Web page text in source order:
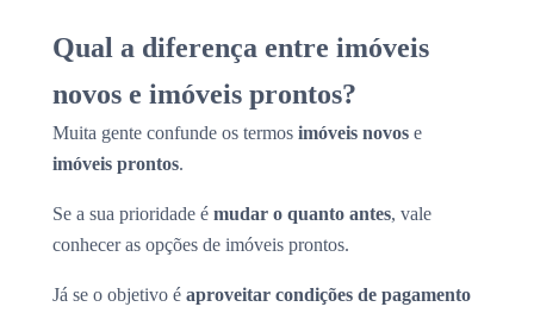
Qual a diferença entre imóveis
novos e imóveis prontos?
Muita gente confunde os termos imóveis novos e
imóveis prontos.
Se a sua prioridade é mudar o quanto antes, vale
conhecer as opções de imóveis prontos.
Já se o objetivo é aproveitar condições de pagamento